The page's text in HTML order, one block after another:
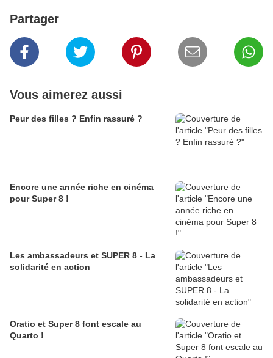
Partager
Vous aimerez aussi
Peur des filles ? Enfin rassuré ?
Encore une année riche en cinéma
pour Super 8 !
Les ambassadeurs et SUPER 8 - La
solidarité en action
Oratio et Super 8 font escale au
Quarto !